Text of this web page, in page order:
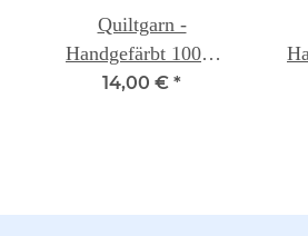
Quiltgarn -
Handgefärbt 100%
Baumwolle -
14,00 € *